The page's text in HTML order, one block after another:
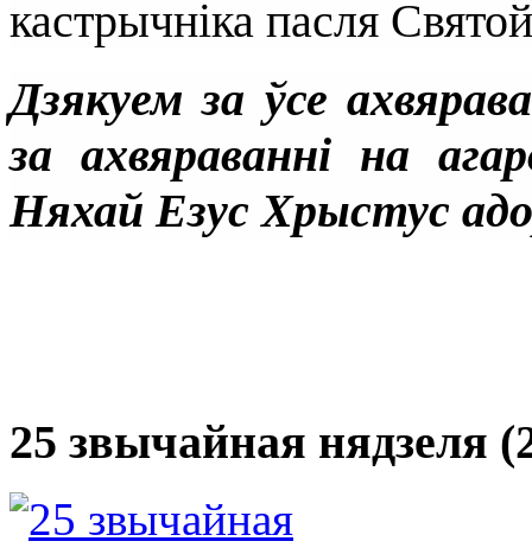
кастрычніка пасля
Дзякуем за ўсе
за ахвяраванні на
Няхай Езус Хрыстус
25 звычайная нядзеля